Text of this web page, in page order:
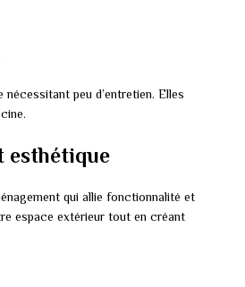
peu d’entretien. Elles
esthétique
qui allie fonctionnalité et
espace extérieur tout en créant